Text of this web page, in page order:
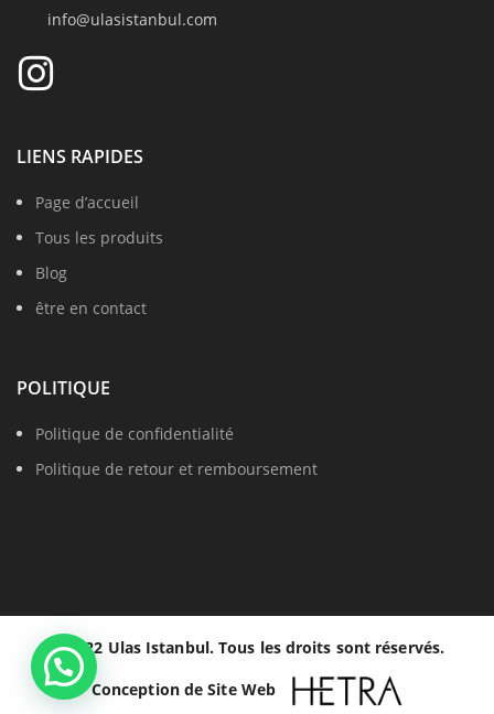
info@ulasistanbul.com
LIENS RAPIDES
Page d’accueil
Tous les produits
Blog
être en contact
POLITIQUE
Politique de confidentialité
Politique de retour et remboursement
© 2022 Ulas Istanbul. Tous les droits sont réservés.
Conception de Site Web